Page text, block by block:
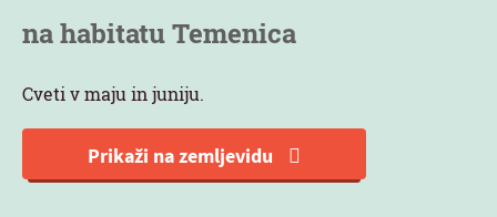
na habitatu Temenica
Cveti v maju in juniju.
Prikaži na zemljevidu